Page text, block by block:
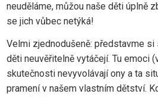
neuděláme, můžou naše děti úplně
se jich vůbec netýká!
Velmi zjednodušeně: představme si
děti neuvěřitelně vytáčejí. Tu emoci
skutečnosti nevyvolávají ony a ta
pramení v našem vlastním dětství.